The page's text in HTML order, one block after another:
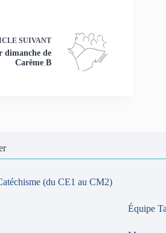
SUIVANT
dimanche de
Carême B
(du CE1 au CM2)
Équipe